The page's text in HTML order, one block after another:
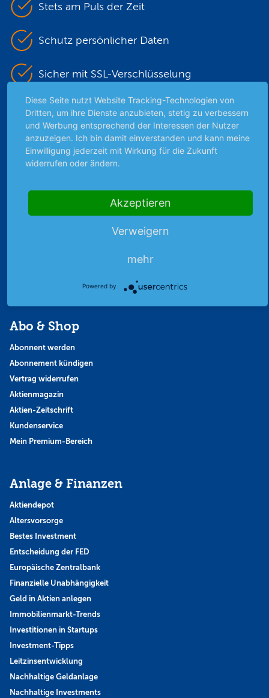
Stets am Puls der Zeit
Schutz persönlicher Daten
Sicher mit SSL-Verschlüsselung
Highlights
Archiv
Börsenbericht
Börsengespräche
Abo & Shop
Abonnent werden
Abonnement kündigen
Vertrag widerrufen
Aktienmagazin
Aktien-Zeitschrift
Kundenservice
Mein Premium-Bereich
Anlage & Finanzen
Aktiendepot
Altersvorsorge
Bestes Investment
Entscheidung der FED
Europäische Zentralbank
Finanzielle Unabhängigkeit
Geld in Aktien anlegen
Immobilienmarkt-Trends
Investitionen in Startups
Investment-Tipps
Leitzinsentwicklung
Nachhaltige Geldanlage
Nachhaltige Investments
Diese Seite nutzt Website Tracking-Technologien von
Dritten, um ihre Dienste anzubieten, stetig zu verbessern
und Werbung entsprechend der Interessen der Nutzer
anzuzeigen. Ich bin damit einverstanden und kann meine
Einwilligung jederzeit mit Wirkung für die Zukunft
widerrufen oder ändern.
Akzeptieren
Verweigern
mehr
Powered by